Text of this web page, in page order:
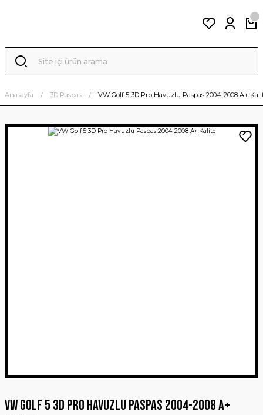
Anasayfa 3D Paspas VW Golf 5 3D Pro Havuzlu Paspas 2004-2008 A+
VW Golf 5 3D Pro Havuzlu Paspas 2004-2008 A+